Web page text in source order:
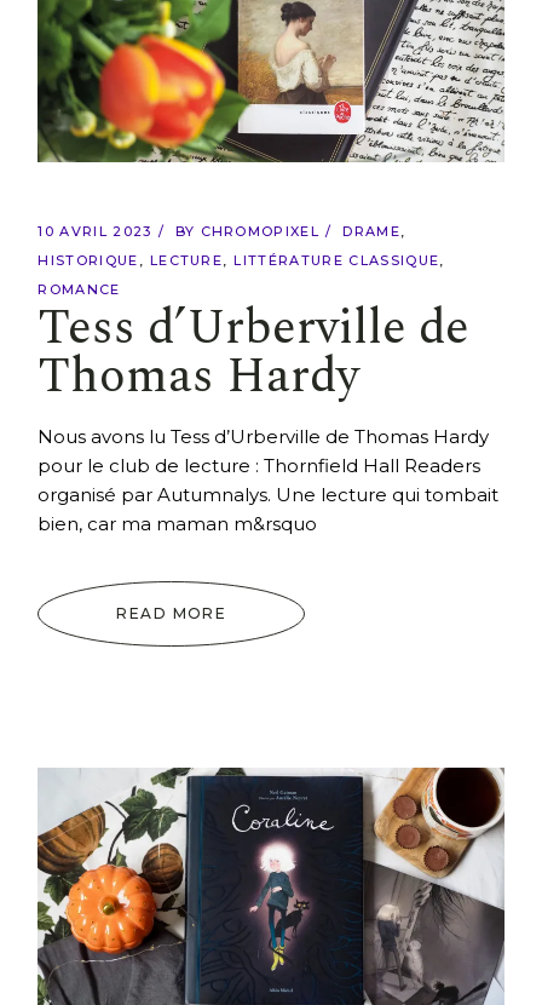
10 AVRIL 2023 BY CHROMOPIXEL
DRAME
HISTORIQUE
LECTURE
LITTÉRATURE CLASSIQUE
ROMANCE
Tess d’Urberville de
Thomas Hardy
Nous avons lu Tess d’Urberville de Thomas Hardy
pour le club de lecture : Thornfield Hall Readers
organisé par Autumnalys. Une lecture qui tombait
bien, car ma maman m&rsquo
READ MORE